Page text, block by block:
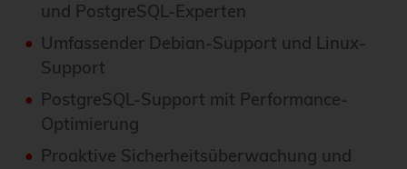
und PostgreSQL-Experten
Umfassender Debian-Support und Linux-
Support
PostgreSQL-Support mit Performance-
Optimierung
Proaktive Sicherheitsüberwachung und